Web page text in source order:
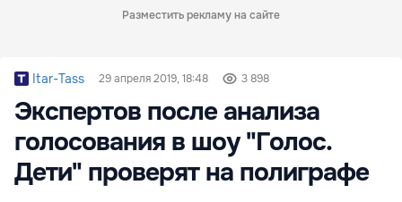
Разместить рекламу на сайте
Itar-Tass 29 апреля 2019, 18:48 3 898
Экспертов после анализа
голосования в шоу "Голос.
Дети" проверят на полиграфе